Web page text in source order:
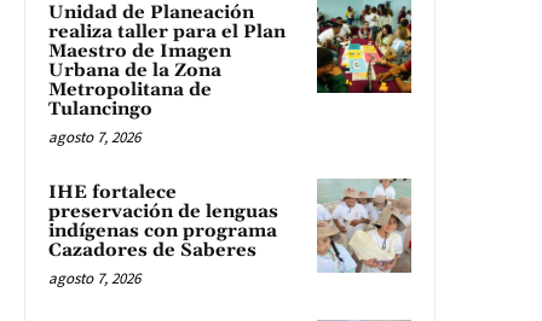
Unidad de Planeación
realiza taller para el Plan
Maestro de Imagen
Urbana de la Zona
Metropolitana de
Tulancingo
agosto 7, 2026
IHE fortalece
preservación de lenguas
indígenas con programa
Cazadores de Saberes
agosto 7, 2026